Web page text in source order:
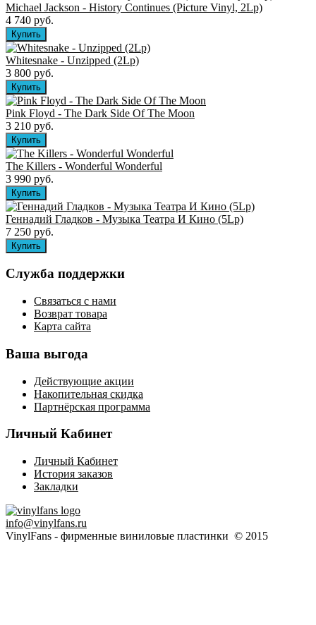
Michael Jackson - History Continues (Picture Vinyl, 2Lp)
4 740 руб.
Whitesnake - Unzipped (2Lp)
3 800 руб.
Pink Floyd - The Dark Side Of The Moon
3 210 руб.
The Killers ‎- Wonderful Wonderful
3 990 руб.
Геннадий Гладков - Музыка Театра И Кино (5Lp)
7 250 руб.
Служба поддержки
Связаться с нами
Возврат товара
Карта сайта
Ваша выгода
Действующие акции
Накопительная скидка
Партнёрская программа
Личный Кабинет
Личный Кабинет
История заказов
Закладки
info@vinylfans.ru
VinylFans - фирменные виниловые пластинки © 2015